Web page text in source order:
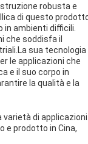
robusta e
di questo
ambienti difficili.
che soddisfa il
sua tecnologia
le applicazioni che
e il suo corpo in
la qualità e la
varietà di applicazioni
e prodotto in Cina,